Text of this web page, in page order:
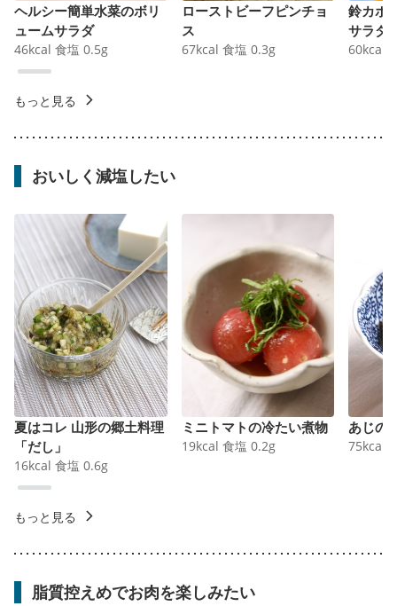
ヘルシー簡単水菜のボリ
ュームサラダ
46kcal 食塩 0.5g
ローストビーフピンチョ
ス
67kcal 食塩 0.3g
鈴カボ
サラダ
60kcal
もっと見る
おいしく減塩したい
夏はコレ 山形の郷土料理
「だし」
16kcal 食塩 0.6g
ミニトマトの冷たい煮物
19kcal 食塩 0.2g
あじの
75kcal
もっと見る
脂質控えめでお肉を楽しみたい